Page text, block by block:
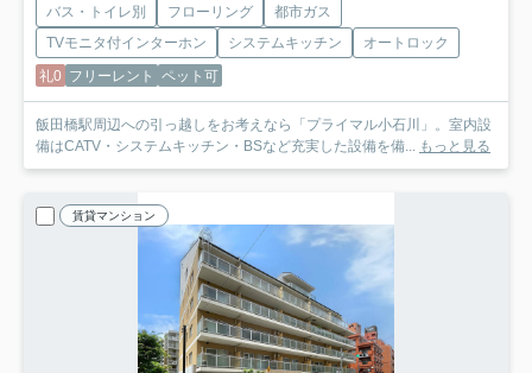
バス・トイレ別 フローリング
都市ガス
TVモニタ付インターホン
システムキッチン
オートロック
礼0 フリーレント ペット可
飯田橋駅周辺への引っ越しをお考えなら「プライマル小石川」。室内設
備はCATV・システムキッチン・BSなど充実した設備を備... もっと見る
賃貸マンション